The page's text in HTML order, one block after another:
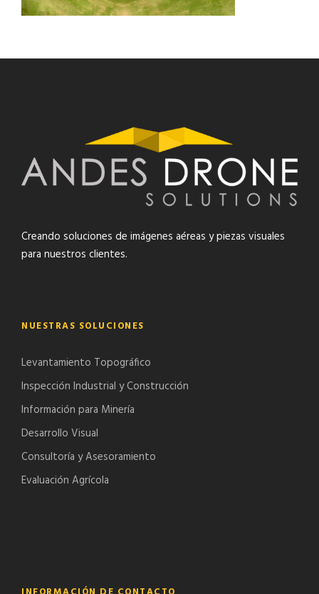
Creando soluciones de imágenes aéreas y piezas visuales
para nuestros clientes.
NUESTRAS SOLUCIONES
Levantamiento Topográfico
Inspección Industrial y Construcción
Información para Minería
Desarrollo Visual
Consultoría y Asesoramiento
Evaluación Agrícola